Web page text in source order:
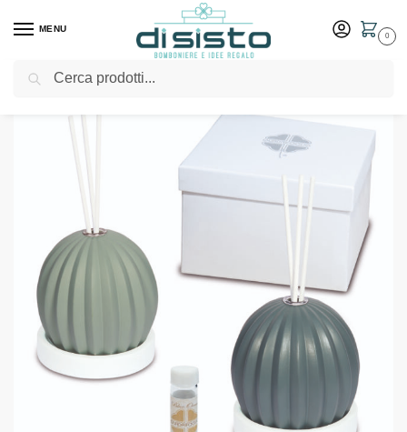
MENU
0
Home Shop Bomboniere